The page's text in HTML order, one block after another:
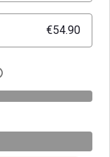
€54.90
Digitalen